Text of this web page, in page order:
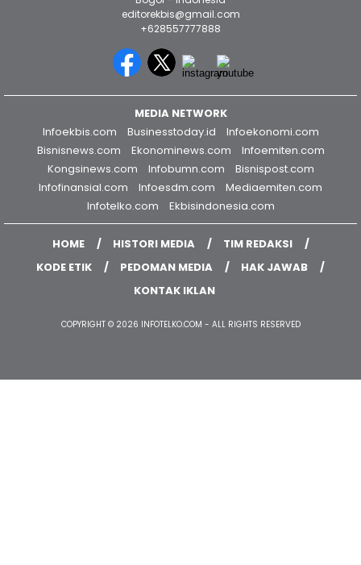
Graha Media Center,
Bogor - Indonesia
editorekbis@gmail.com
+628557777888
MEDIA NETWORK
Infoekbis.com
Businesstoday.id
Infoekonomi.com
Bisnisnews.com
Ekonominews.com
Infoemiten.com
Kongsinews.com
Infobumn.com
Bisnispost.com
Infofinansial.com
Infoesdm.com
Mediaemiten.com
Infotelko.com
Ekbisindonesia.com
TIM REDAKSI
KONTAK IKLAN